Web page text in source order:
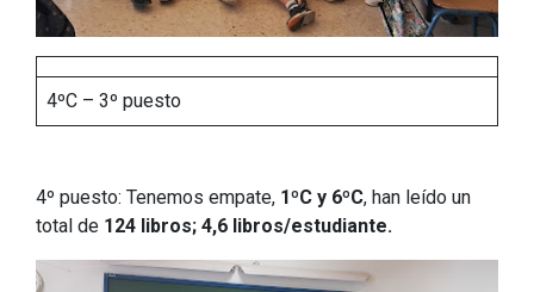
4ºC – 3º puesto
4º puesto: Tenemos empate, 1ºC y 6ºC, han leído un
total de 124 libros; 4,6 libros/estudiante.